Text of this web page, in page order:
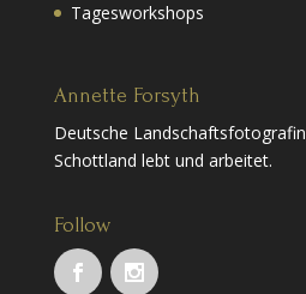
Tagesworkshops
Annette Forsyth
Deutsche
Schottland lebt und arbeitet.
Follow